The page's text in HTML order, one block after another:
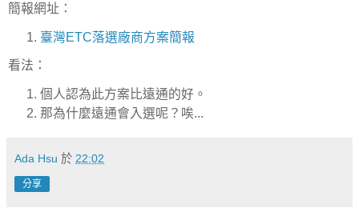
簡報網址：
臺灣ETC落選廠商方案簡報
看法：
個人認為此方案比遠通的好。
那為什麼遠通會入選呢？唉...
Ada Hsu 於 22:02
分享